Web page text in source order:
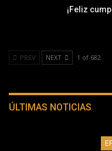
¡Feliz
PREV NEXT 1 of 682
ÚLTIMAS NOTICIAS